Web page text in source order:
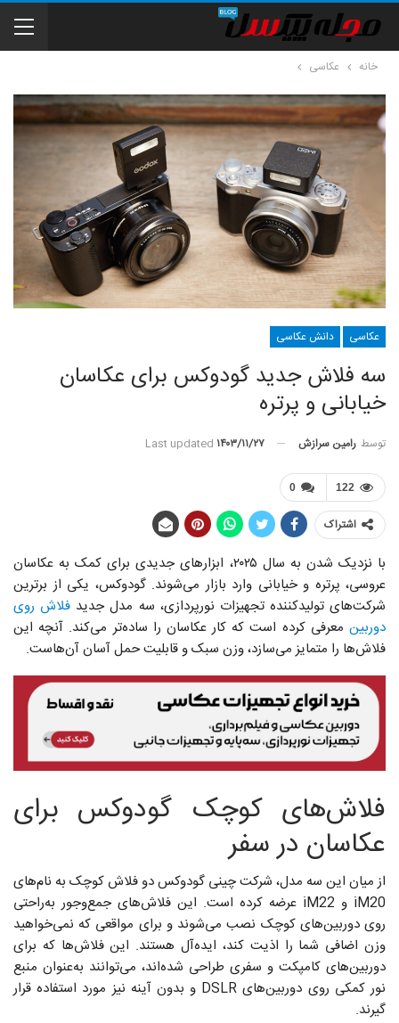
خانه عکاسی
عکاسی دانش عکاسی
سه فلاش جدید گودوکس برای عکاسان
خیابانی و پرتره
توسط رامین سرازش Last updated ۱۴۰۳/۱۱/۲۷
0 122
اشتراک
با نزدیک شدن به سال ۲۰۲۵، ابزارهای جدیدی برای کمک به عکاسان
عروسی، پرتره و خیابانی وارد بازار می‌شوند. گودوکس، یکی از برترین
شرکت‌های تولیدکننده تجهیزات نورپردازی، سه مدل جدید فلاش روی
دوربین معرفی کرده است که کار عکاسان را ساده‌تر می‌کند. آنچه این
فلاش‌ها را متمایز می‌سازد، وزن سبک و قابلیت حمل آسان آن‌هاست.
فلاش‌های کوچک گودوکس برای
عکاسان در سفر
از میان این سه مدل، شرکت چینی گودوکس دو فلاش کوچک به نام‌های
iM20 و iM22 عرضه کرده است. این فلاش‌های جمع‌وجور به‌راحتی
روی دوربین‌های کوچک نصب می‌شوند و برای مواقعی که نمی‌خواهید
وزن اضافی شما را اذیت کند، ایده‌آل هستند. این فلاش‌ها که برای
دوربین‌های کامپکت و سفری طراحی شده‌اند، می‌توانند به‌عنوان منبع
نور کمکی روی دوربین‌های DSLR و بدون آینه نیز مورد استفاده قرار
گیرند.